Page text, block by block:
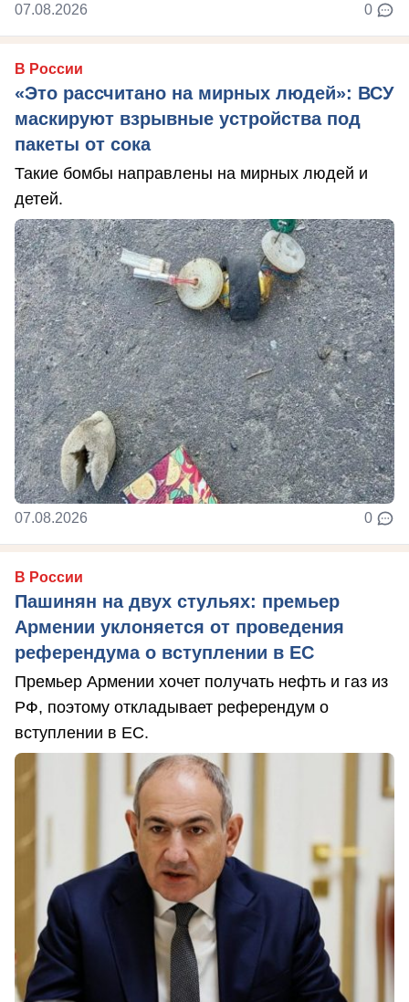
07.08.2026 0
В России
«Это рассчитано на мирных людей»: ВСУ
маскируют взрывные устройства под
пакеты от сока
Такие бомбы направлены на мирных людей и
детей.
07.08.2026 0
В России
Пашинян на двух стульях: премьер
Армении уклоняется от проведения
референдума о вступлении в ЕС
Премьер Армении хочет получать нефть и газ из
РФ, поэтому откладывает референдум о
вступлении в ЕС.